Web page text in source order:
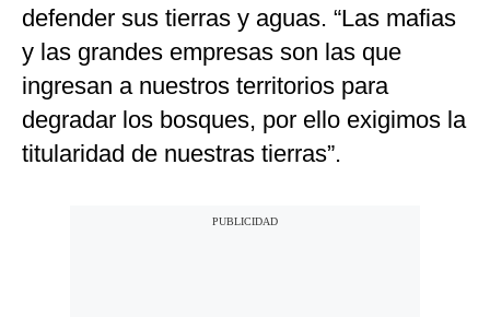
defender sus tierras y aguas. “Las mafias
y las grandes empresas son las que
ingresan a nuestros territorios para
degradar los bosques, por ello exigimos la
titularidad de nuestras tierras”.